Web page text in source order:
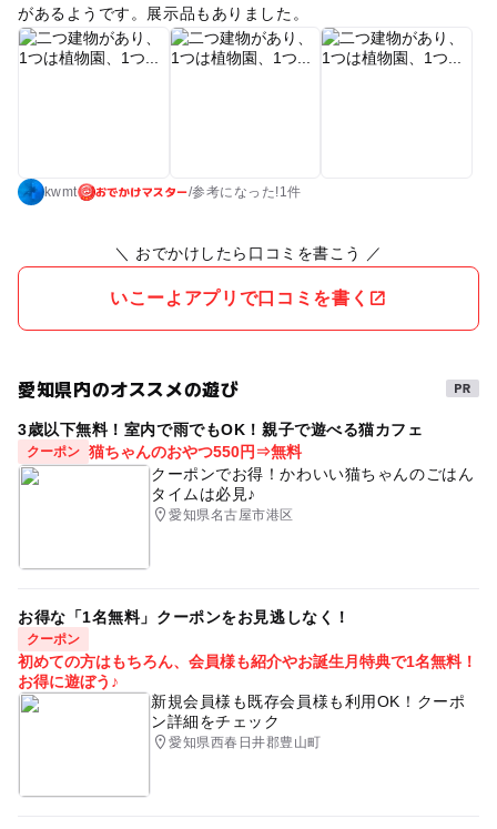
があるようです。展示品もありました。
kwmt おでかけマスター/参考に なった!1件
＼ おでかけしたら口コミを書こう ／
いこーよアプリで口コミを書く
愛知県内のオススメの遊び
3歳以下無料！室内で雨でもOK！親子で遊べる猫カフェ
クーポン 猫ちゃんのおやつ550円⇒無料
クーポンでお得！かわいい猫ちゃんのごはん
タイムは必見♪
愛知県名古屋市港区
お得な「1名無料」クーポンをお見逃しなく！
クーポン
初めての方はもちろん、会員様も紹介やお誕生月特典で1名無料！
お得に遊ぼう♪
新規会員様も既存会員様も利用OK！クーポ
ン詳細をチェック
愛知県西春日井郡豊山町